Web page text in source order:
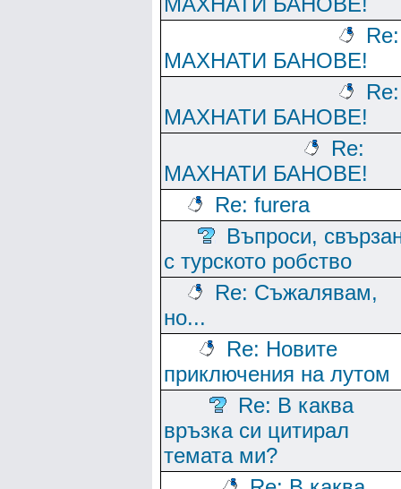
Re:
МАХНАТИ БАНОВЕ!
Re:
МАХНАТИ БАНОВЕ!
Re:
МАХНАТИ БАНОВЕ!
Re: furera
Въпроси,
с турското робство
Re: Съжалявам,
но...
Re: Новите
приключения на лутом
Re: В каква
връзка си цитирал
темата ми?